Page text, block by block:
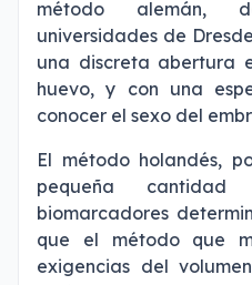
método alemán,
universidades de
una discreta abertura
huevo, y con una
conocer el sexo del
El método holandés,
pequeña
biomarcadores
que el método que
exigencias del